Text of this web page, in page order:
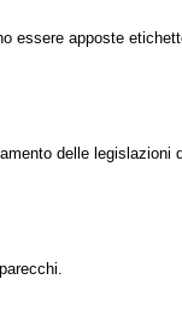
essere apposte
delle